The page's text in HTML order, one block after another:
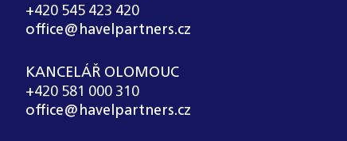
+420 545 423 420
office@havelpartners.cz
KANCELÁŘ OLOMOUC
+420 581 000 310
office@havelpartners.cz